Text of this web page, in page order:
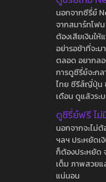
นอกจากซีรี่ย์
จากสมาร์ทโฟ
ต้องเสียเงินใ
อย่ารอช้าที่จะ
ตลอด อยากล
การดูซีรี่ย์จะก
ไทย ซีรีส์ญี่ปุ่น
เดือน ดูแล้วระ
ดูซีรี่ย์ฟรี ไม่
นอกจากจะไม่
ฯลฯ ประหยัดเ
ก็ต้องประหยัด
เต็ม ภาพสวย
แน่นอน